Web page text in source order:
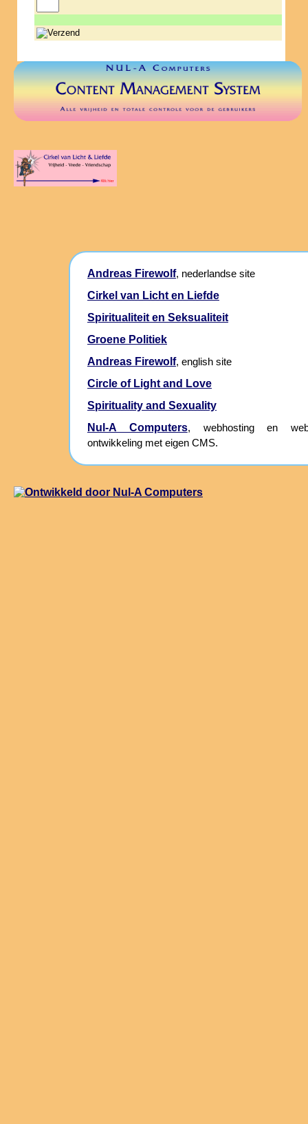
Andreas Firewolf, nederlandse site
Cirkel van Licht en Liefde
Spiritualiteit en Seksualiteit
Groene Politiek
Andreas Firewolf, english site
Circle of Light and Love
Spirituality and Sexuality
Nul-A Computers, webhosting en
ontwikkeling met eigen CMS.